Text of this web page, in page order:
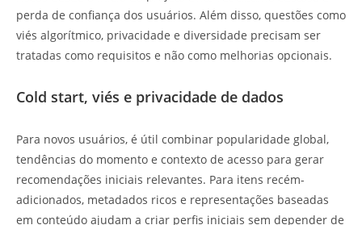
perda de confiança dos usuários. Além disso, questões como
viés algorítmico, privacidade e diversidade precisam ser
tratadas como requisitos e não como melhorias opcionais.
Cold start, viés e privacidade de dados
Para novos usuários, é útil combinar popularidade global,
tendências do momento e contexto de acesso para gerar
recomendações iniciais relevantes. Para itens recém-
adicionados, metadados ricos e representações baseadas
em conteúdo ajudam a criar perfis iniciais sem depender de